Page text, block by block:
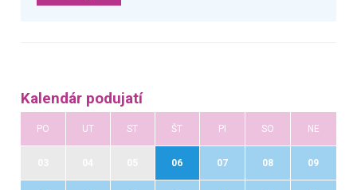
Kalendár podujatí
PO UT ST ŠT PI SO NE
06 07 08 09